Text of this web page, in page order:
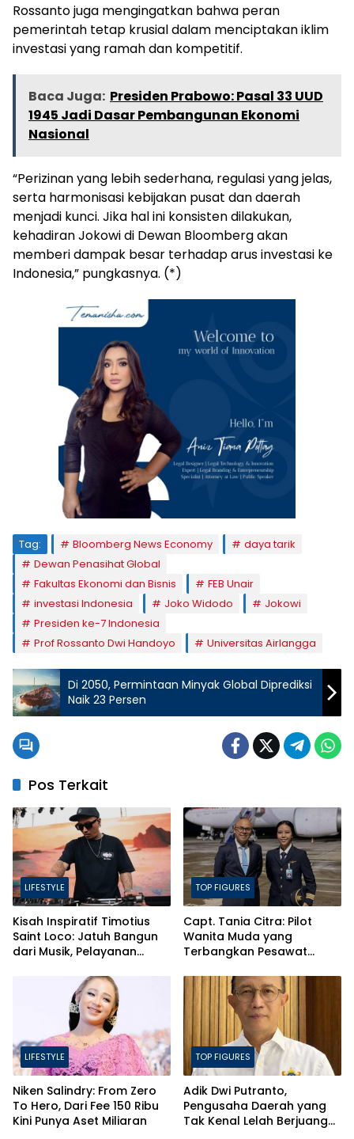
Rossanto juga mengingatkan bahwa peran
pemerintah tetap krusial dalam menciptakan iklim
investasi yang ramah dan kompetitif.
Baca Juga: Presiden Prabowo: Pasal 33 UUD
1945 Jadi Dasar Pembangunan Ekonomi
Nasional
“Perizinan yang lebih sederhana, regulasi yang jelas,
serta harmonisasi kebijakan pusat dan daerah
menjadi kunci. Jika hal ini konsisten dilakukan,
kehadiran Jokowi di Dewan Bloomberg akan
memberi dampak besar terhadap arus investasi ke
Indonesia,” pungkasnya. (*)
Tag: Bloomberg News Economy
daya tarik
Dewan Penasihat Global
Fakultas Ekonomi dan Bisnis
FEB Unair
investasi Indonesia
Joko Widodo
Jokowi
Presiden ke-7 Indonesia
Prof Rossanto Dwi Handoyo
Universitas Airlangga
Di 2050, Permintaan Minyak Global Diprediksi
Naik 23 Persen
Pos Terkait
LIFESTYLE
Kisah Inspiratif Timotius
Saint Loco: Jatuh Bangun
dari Musik, Pelayanan
Sambal Babon
TOP FIGURES
Capt. Tania Citra: Pilot
Wanita Muda yang
Terbangkan Pesawat
Prancis
LIFESTYLE
Niken Salindry: From Zero
To Hero, Dari Fee 150 Ribu
Kini Punya Aset Miliaran
TOP FIGURES
Adik Dwi Putranto,
Pengusaha Daerah yang
Tak Kenal Lelah Berjuang